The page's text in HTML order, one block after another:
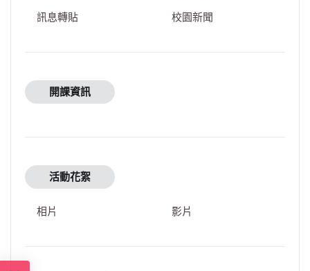
訊息轉貼 校園新聞
開課資訊
活動花絮
相片 影片